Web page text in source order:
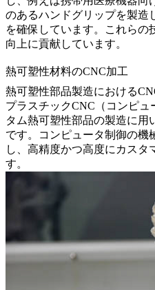
のあるハンドグリップを製造
を確保しています。これらの
向上に貢献しています。
熱可塑性材料のCNC加工
熱可塑性部品製造における
プラスチックCNC（コンピュ
タム熱可塑性部品の製造に用
です。コンピュータ制御の機
し、高精度かつ高度にカスタ
す。